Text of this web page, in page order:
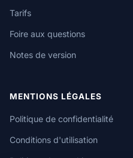
Tarifs
Foire aux questions
Notes de version
MENTIONS LÉGALES
Politique de confidentialité
Conditions d'utilisation